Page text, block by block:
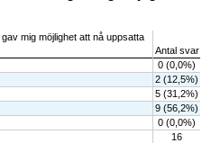
mig möjlighet att nå uppsatta
Antal svar
0 (0,0%)
2 (12,5%)
5 (31,2%)
9 (56,2%)
0 (0,0%)
16